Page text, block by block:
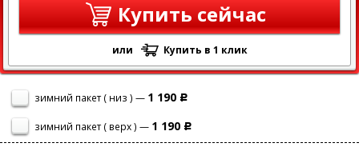
Купить сейчас
или Купить в 1 клик
зимний пакет ( низ ) — 1 190 Р
зимний пакет ( верх ) — 1 190 Р